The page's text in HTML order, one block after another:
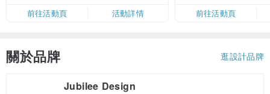
限，額滿即止，僅限「常用信用
卡」結帳）
前往活動頁 活動詳情
前往活動頁
關於品牌 逛設計品牌
Jubilee Design